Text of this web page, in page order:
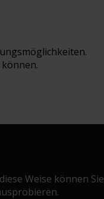
Weise können Sie